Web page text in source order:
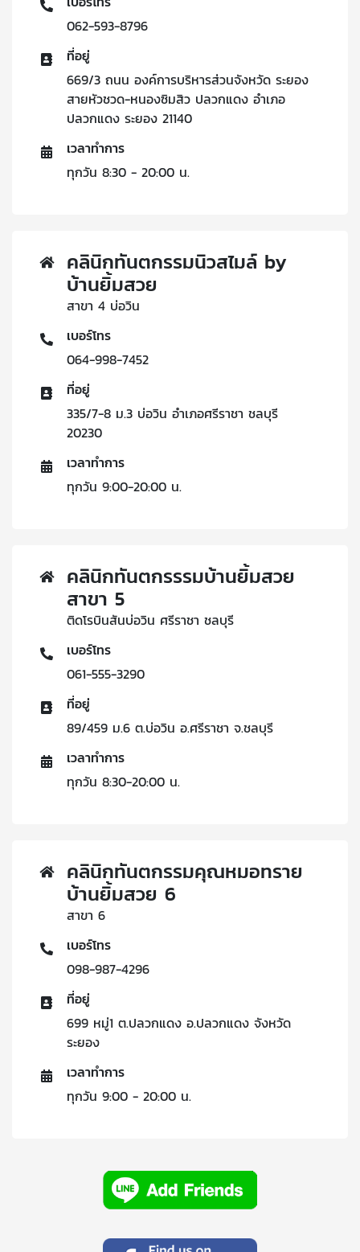
062-593-8796
ที่อยู่
669/3 ถนน องค์การบริหารส่วนจังหวัด ระยอง
สายหัวชวด-หนองซิมสิว ปลวกแดง อำเภอ
ปลวกแดง ระยอง 21140
เวลาทำการ
ทุกวัน 8:30 - 20:00 น.
คลินิกทันตกรรมนิวสไมล์ by
บ้านยิ้มสวย
สาขา 4 บ่อวิน
เบอร์โทร
064-998-7452
ที่อยู่
335/7-8 ม.3 บ่อวิน อำเภอศรีราชา ชลบุรี
20230
เวลาทำการ
ทุกวัน 9:00-20:00 น.
คลินิกทันตกรรรมบ้านยิ้มสวย
สาขา 5
ติดโรบินสันบ่อวิน ศรีราชา ชลบุรี
เบอร์โทร
061-555-3290
ที่อยู่
89/459 ม.6 ต.บ่อวิน อ.ศรีราชา จ.ชลบุรี
เวลาทำการ
ทุกวัน 8:30-20:00 น.
คลินิกทันตกรรมคุณหมอทราย
บ้านยิ้มสวย 6
สาขา 6
เบอร์โทร
098-987-4296
ที่อยู่
699 หมู่1 ต.ปลวกแดง อ.ปลวกแดง จังหวัด
ระยอง
เวลาทำการ
ทุกวัน 9:00 - 20:00 น.